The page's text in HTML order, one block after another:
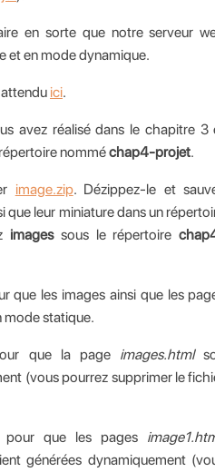
en sorte que notre serveur
et en mode dynamique.
ici.
avez réalisé dans le chapitre 3
nomméchap4-projet.
image.zip. Dézippez-le et
que leur miniature dans un
imagessous le répertoire
que les images ainsi que les
mode statique.
que la page images.html
(vous pourrez supprimer le
pour que les pages
générées dynamiquement